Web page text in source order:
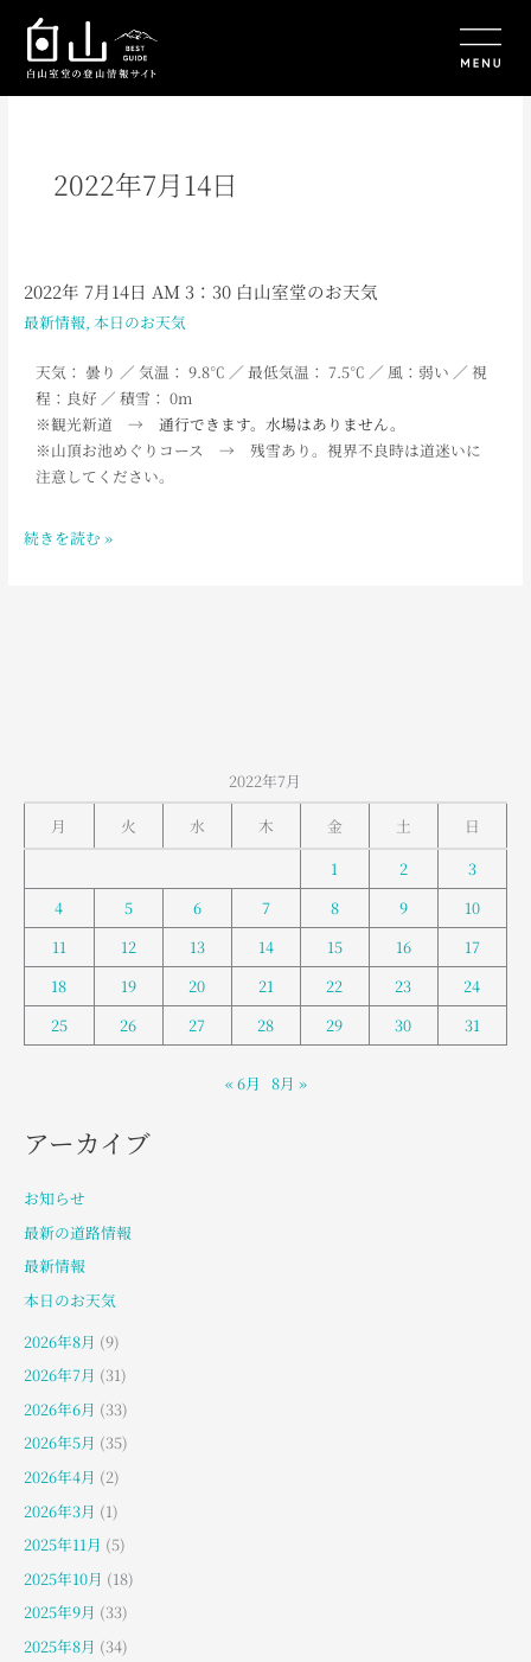
2022年7月14日
2022年 7月14日 AM 3：30 白山室堂のお天気
最新情報, 本日のお天気
天気： 曇り ／ 気温： 9.8℃ ／ 最低気温： 7.5℃ ／ 風：弱い ／ 視
程：良好 ／ 積雪： 0m
※観光新道 → 通行できます。水場はありません。
※山頂お池めぐりコース → 残雪あり。視界不良時は道迷いに
注意してください。
2022
年
月
14
AM
3：
白
続きを読む »
2022年7月
月
火 水 木 金 土
日
1
2
3
4
5 6 7 8 9
10
11
12 13 14 15 16
17
18
19 20 21 22 23
24
25
26 27 28 29 30 31
« 6月 8月 »
アーカイブ
お知らせ
最新の道路情報
最新情報
本日のお天気
2026年8月 (9)
2026年7月 (31)
2026年6月 (33)
2026年5月 (35)
2026年4月 (2)
2026年3月 (1)
2025年11月 (5)
2025年10月 (18)
2025年9月 (33)
2025年8月 (34)